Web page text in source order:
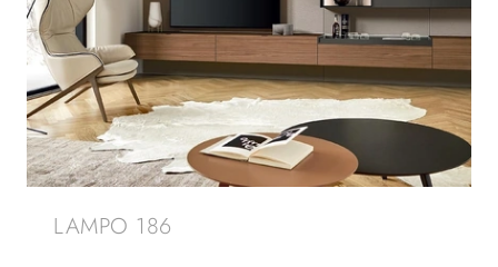
LAMPO 186